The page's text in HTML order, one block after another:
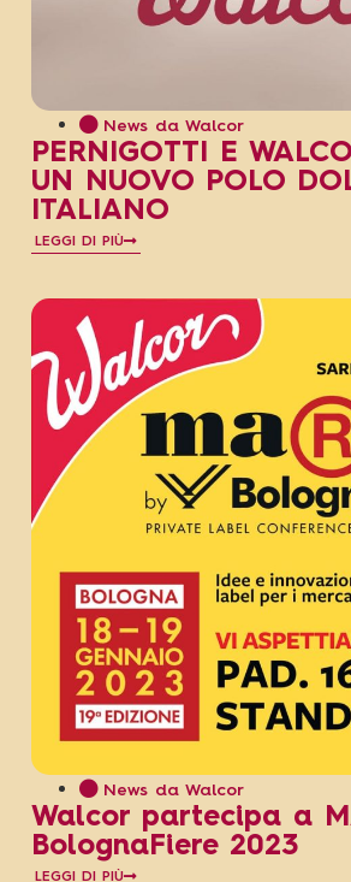
News da Walcor
PERNIGOTTI E
UN NUOVO POLO
ITALIANO
LEGGI DI PIÙ
News da Walcor
Walcor partecipa a
BolognaFiere 2023
LEGGI DI PIÙ